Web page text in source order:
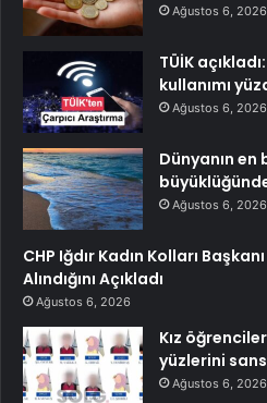
Ağustos 6, 2026
TÜİK
kullanımı
Ağustos 6, 2026
Dünyanın
Ağustos 6, 2026
CHP Iğdır Kadın Kolları
Alındığını Açıkladı
Ağustos 6, 2026
Kız
yüzlerini
Ağustos 6, 2026